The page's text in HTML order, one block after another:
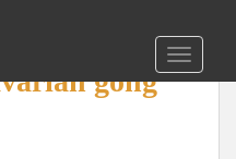
gong